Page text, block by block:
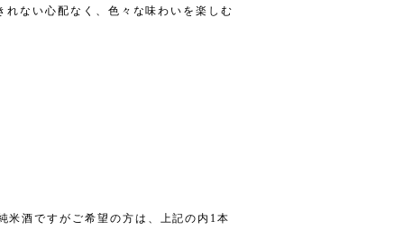
ない心配なく、色々な味わいを楽しむ
酒ですがご希望の方は、上記の内1本